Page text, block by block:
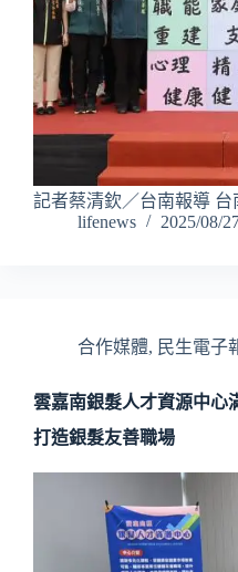
記者蔡清欽／台南報導
lifenews
2025/08/
合作媒體, 民生電子
雲嘉南銀髮人才資源中心
打造銀髮友善職場